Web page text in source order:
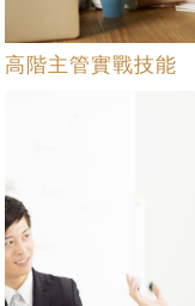
高階主管實戰技能